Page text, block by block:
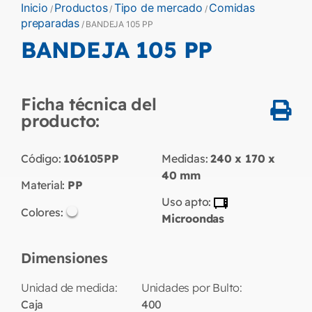
Inicio / Productos/ Tipo de mercado / Comidas
preparadas / BANDEJA 105 PP
BANDEJA 105 PP
Ficha técnica del
producto:
Código: 106105PP
Material: PP
Colores:
Medidas:240 x 170 x
40 mm
Uso apto:
Microondas
Dimensiones
Unidad de medida:
Caja
Unidades por Bulto:
400